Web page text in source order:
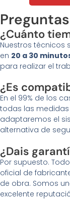
¿Cuánto
Nuestros
en 20 a 30
para realizar el
¿Es
En el 99% de los
todas las medidas
adaptaremos el
alternativa de
¿Dais
Por supuesto.
oficial de
de obra. Somos
excelente